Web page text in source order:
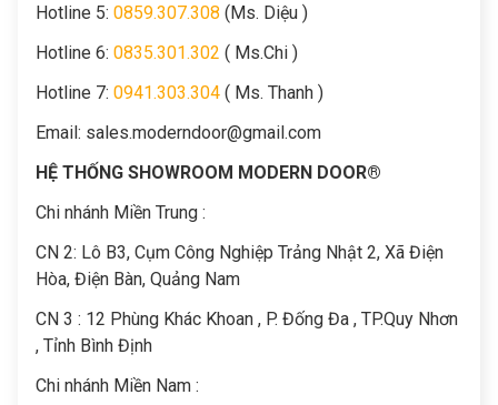
Hotline 5: 0859.307.308 (Ms. Diệu )
Hotline 6: 0835.301.302 ( Ms.Chi )
Hotline 7: 0941.303.304 ( Ms. Thanh )
Email: sales.moderndoor@gmail.com
HỆ THỐNG SHOWROOM MODERN DOOR®
Chi nhánh Miền Trung :
CN 2: Lô B3, Cụm Công Nghiệp Trảng Nhật 2, Xã Điện
Hòa, Điện Bàn, Quảng Nam
CN 3 : 12 Phùng Khác Khoan , P. Đống Đa , TP.Quy Nhơn
, Tỉnh Bình Định
Chi nhánh Miền Nam :